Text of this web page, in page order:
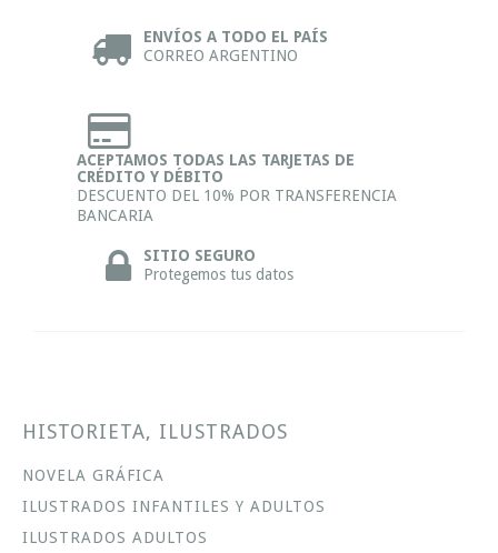
ENVÍOS A TODO EL PAÍS
CORREO ARGENTINO
ACEPTAMOS TODAS LAS TARJETAS DE
CRÉDITO Y DÉBITO
DESCUENTO DEL 10% POR TRANSFERENCIA
BANCARIA
SITIO SEGURO
Protegemos tus datos
HISTORIETA, ILUSTRADOS
NOVELA GRÁFICA
ILUSTRADOS INFANTILES Y ADULTOS
ILUSTRADOS ADULTOS